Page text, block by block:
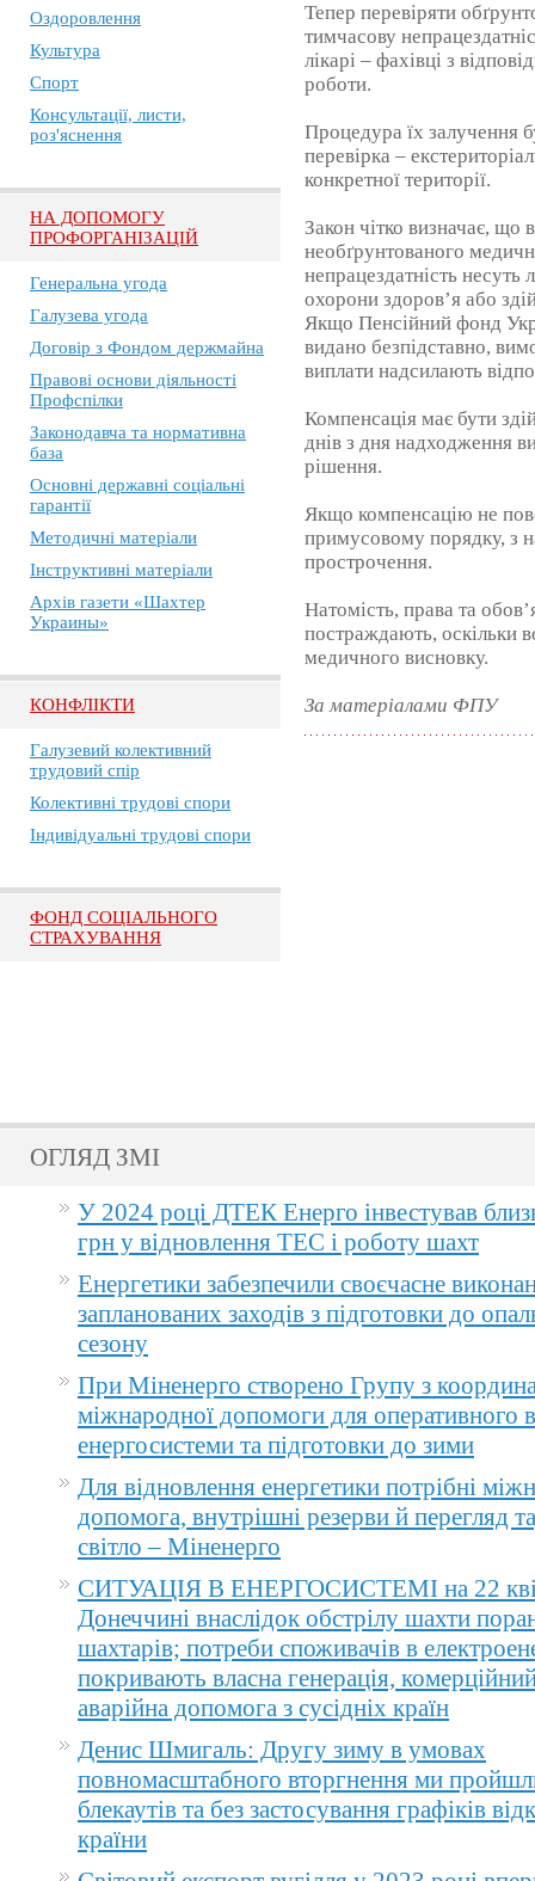
Оздоровлення
Культура
Спорт
Консультації, листи,
роз'яснення
НА ДОПОМОГУ
ПРОФОРГАНІЗАЦІЙ
Генеральна угода
Галузева угода
Договір з Фондом держмайна
Правові основи діяльності
Профспілки
Законодавча та нормативна
база
Основні державні соціальні
гарантії
Методичні матеріали
Інструктивні матеріали
Архів газети «Шахтер
Украины»
КОНФЛІКТИ
Галузевий колективний
трудовий спір
Колективні трудові спори
Індивідуальні трудові спори
ФОНД СОЦІАЛЬНОГО
СТРАХУВАННЯ
Тепер перевіряти
тимчасову
лікарі – фахівці з
роботи.
Процедура їх залучення
перевірка –
конкретної території.
Закон чітко визначає, що
необґрунтованого
непрацездатність несуть
охорони здоров’я або
Якщо Пенсійний фонд
видано безпідставно,
виплати надсилають
Компенсація має бути
днів з дня надходження
рішення.
Якщо компенсацію не
примусовому порядку, з
прострочення.
Натомість, права та
постраждають, оскільки
медичного висновку.
За матеріалами ФПУ
ОГЛЯД ЗМІ
У 2024 році ДТЕК Енерго інвестував
грн у відновлення ТЕС і роботу шахт
Енергетики забезпечили своєчасне
запланованих заходів з підготовки до
сезону
При Міненерго створено Групу з
міжнародної допомоги для оперативного
енергосистеми та підготовки до зими
Для відновлення енергетики потрібні
допомога, внутрішні резерви й перегляд
світло – Міненерго
СИТУАЦІЯ В ЕНЕРГОСИСТЕМІ на 22
Донеччині внаслідок обстрілу шахти
шахтарів; потреби споживачів в
покривають власна генерація,
аварійна допомога з сусідніх країн
Денис Шмигаль: Другу зиму в умовах
повномасштабного вторгнення ми
блекаутів та без застосування графіків
країни